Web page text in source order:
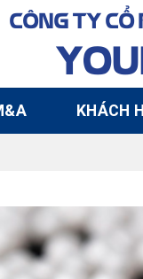
CÔNG TY
KHÁCH